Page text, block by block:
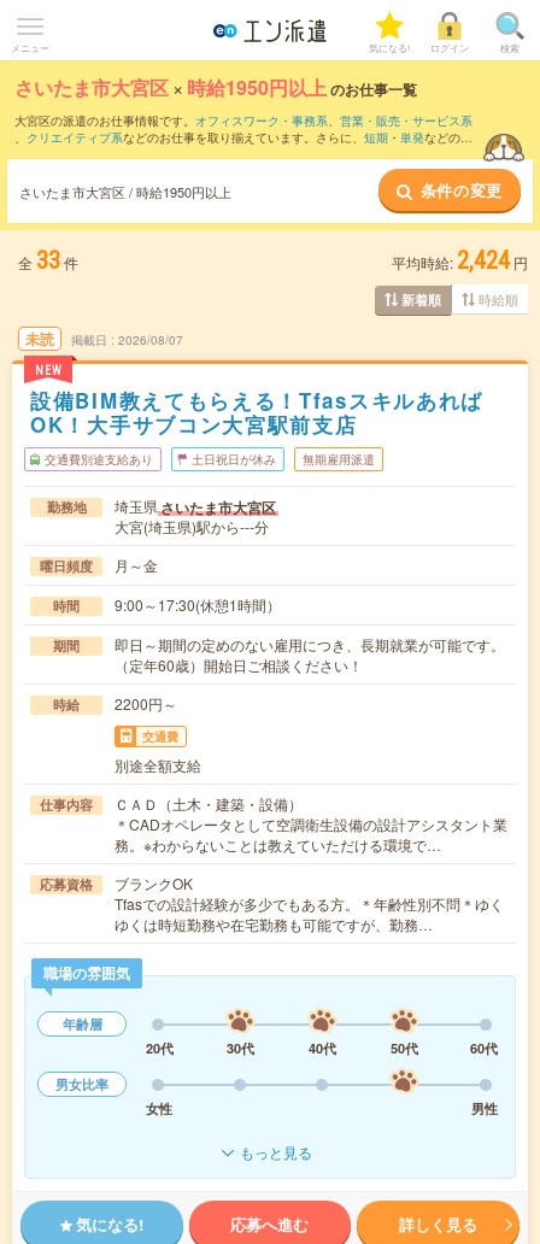
メニュー 気になる! ログイン 検索
さいたま市大宮区 × 時給1950円以上のお仕事一覧
大宮区の派遣のお仕事情報です。 オフィスワーク・事務系、 営業・販売・サービス系
、 クリエイティブ系などのお仕事を取り揃えています。さらに、 短期 ・ 単発などの期
さいたま市大宮区 / 時給1950円以上 条件の変更
全 33件 平均時給: 2,424 円
新着順 時給順
未読
NEW
掲載日 2026/08/07
設備BIM教えてもらえる！Tfasスキルあれば
OK！大手サブコン大宮駅前支店
交通費別途支給あり 土日祝日が休み 無期雇用派遣
勤務地 埼玉県さいたま市大宮区
大宮(埼玉県)駅から---分
曜日頻度 月～金
時間 9:00～17:30(休憩1時間）
期間
即日～期間の定めのない雇用につき、長期就業が可能です。
（定年60歳）開始日ご相談ください！
時給 2200円～
交通費
別途全額支給
仕事内容
ＣＡＤ（土木・建築・設備）
＊CADオペレータとして空調衛生設備の設計アシスタント業
務。※わからないことは教えていただける環境で…
応募資格
ブランクOK
Tfasでの設計経験が多少でもある方。＊年齢性別不問＊ゆく
ゆくは時短勤務や在宅勤務も可能ですが、勤務…
職場の雰囲気
年齢層
20代
30代 40代 50代
60代
男女比率
女性
男性
もっと見る
気になる! 応募へ進む 詳しく見る